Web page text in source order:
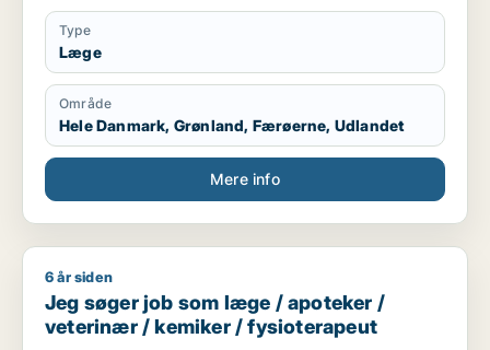
Type
Læge
Område
Hele Danmark, Grønland, Færøerne, Udlandet
Mere info
Jeg søger job som læge / apoteker / veterinær / kemiker /
6 år siden
Jeg søger job som læge / apoteker /
veterinær / kemiker / fysioterapeut